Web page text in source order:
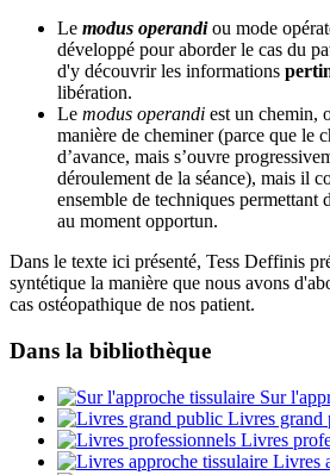
Le modus operandiou mode
développé pour aborder le cas du
d'y découvrir les informations
libération.
Le modus operandi est un chemin,
manière de cheminer (parce que le
d’avance, mais s’ouvre
déroulement de la séance), mais il
ensemble de techniques permettant
au moment opportun.
Dans le texte ici présenté, Tess Deffinis
syntétique la manière que nous avons
cas ostéopathique de nos patient.
Dans la bibliothèque
Sur
Livres grand
Livres
Livres